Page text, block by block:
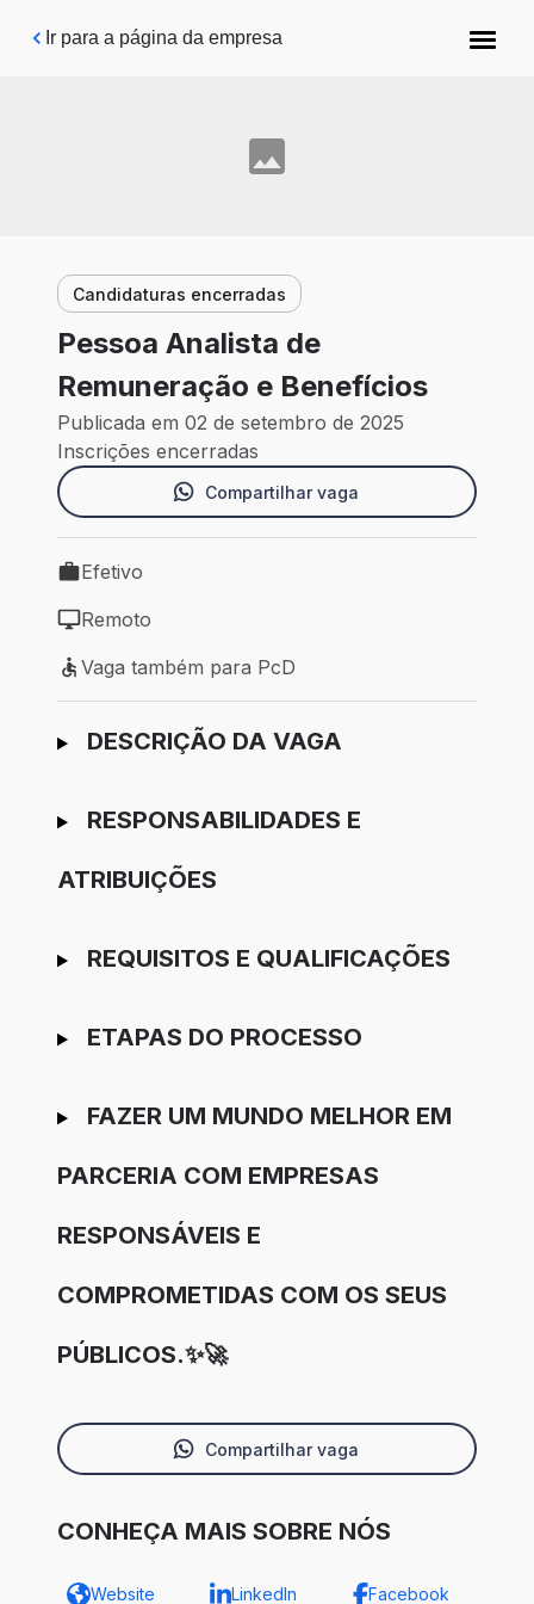
Pular para o conteúdo principal
Ir para a página da empresa
Candidaturas encerradas
Pessoa Analista de
Remuneração e Benefícios
Publicada em 02 de setembro de 2025
Inscrições encerradas
Compartilhar vaga
Tipo de vaga: Efetivo
Efetivo
Modelo de trabalho: Remoto
Remoto
Vaga também para PcD
Vaga também para PcD
Ir para candidatura
DESCRIÇÃO DA VAGA
RESPONSABILIDADES E
ATRIBUIÇÕES
REQUISITOS E QUALIFICAÇÕES
ETAPAS DO PROCESSO
FAZER UM MUNDO MELHOR EM
PARCERIA COM EMPRESAS
RESPONSÁVEIS E
COMPROMETIDAS COM OS SEUS
PÚBLICOS.✨🚀
Compartilhar vaga
CONHEÇA MAIS SOBRE NÓS
Website LinkedIn Facebook